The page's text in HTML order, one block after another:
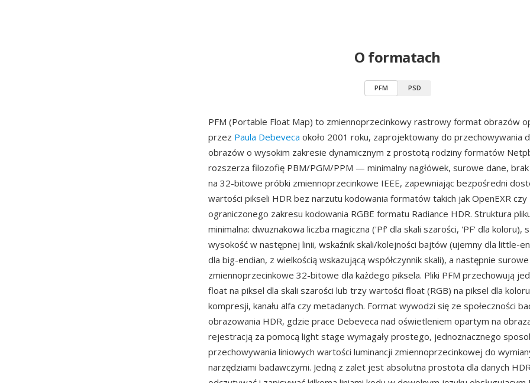
O formatach
PFM PSD
PFM (Portable Float Map) to zmiennoprzecinkowy rastrowy format obrazów
przez Paula Debeveca około 2001 roku, zaprojektowany do przechowywania
obrazów o wysokim zakresie dynamicznym z prostotą rodziny formatów
rozszerza filozofię PBM/PGM/PPM — minimalny nagłówek, surowe dane,
na 32-bitowe próbki zmiennoprzecinkowe IEEE, zapewniając bezpośredni
wartości pikseli HDR bez narzutu kodowania formatów takich jak OpenEXR czy
ograniczonego zakresu kodowania RGBE formatu Radiance HDR. Struktura
minimalna: dwuznakowa liczba magiczna ('Pf' dla skali szarości, 'PF' dla koloru),
wysokość w następnej linii, wskaźnik skali/kolejności bajtów (ujemny dla little-
dla big-endian, z wielkością wskazującą współczynnik skali), a następnie
zmiennoprzecinkowe 32-bitowe dla każdego piksela. Pliki PFM przechowują
float na piksel dla skali szarości lub trzy wartości float (RGB) na piksel dla
kompresji, kanału alfa czy metadanych. Format wywodzi się ze społeczności
obrazowania HDR, gdzie prace Debeveca nad oświetleniem opartym na
rejestracją za pomocą light stage wymagały prostego, jednoznacznego
przechowywania liniowych wartości luminancji zmiennoprzecinkowej do
narzędziami badawczymi. Jedną z zalet jest absolutna prostota dla danych